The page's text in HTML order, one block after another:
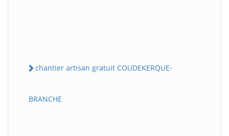
chantier artisan gratuit COUDEKERQUE-
BRANCHE